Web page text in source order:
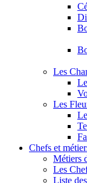
Les
Les
Chefs et
Métiers
Les
Liste